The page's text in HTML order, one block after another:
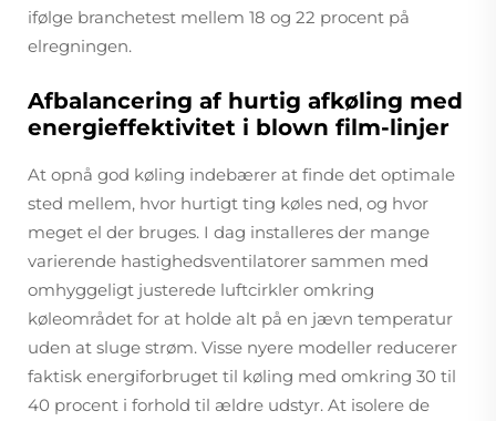
ifølge branchetest mellem 18 og 22 procent på
elregningen.
Afbalancering af hurtig afkøling med
energieffektivitet i blown film-linjer
At opnå god køling indebærer at finde det optimale
sted mellem, hvor hurtigt ting køles ned, og hvor
meget el der bruges. I dag installeres der mange
varierende hastighedsventilatorer sammen med
omhyggeligt justerede luftcirkler omkring
køleområdet for at holde alt på en jævn temperatur
uden at sluge strøm. Visse nyere modeller reducerer
faktisk energiforbruget til køling med omkring 30 til
40 procent i forhold til ældre udstyr. At isolere de